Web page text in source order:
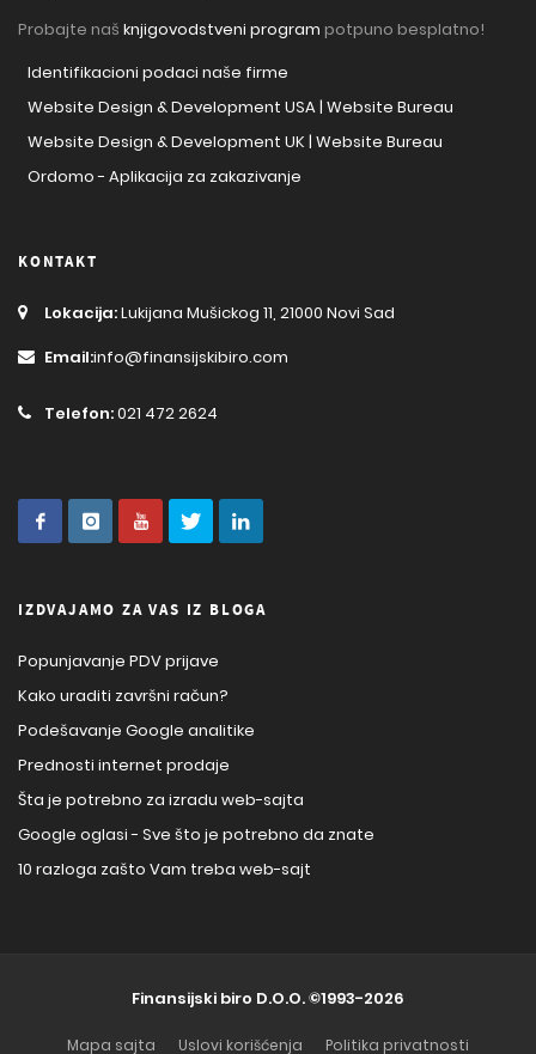
Probajte naš knjigovodstveni program potpuno besplatno!
Identifikacioni podaci naše firme
Website Design & Development USA | Website Bureau
Website Design & Development UK | Website Bureau
Ordomo - Aplikacija za zakazivanje
KONTAKT
Lokacija:Lukijana Mušickog 11, 21000 Novi Sad
Email:info@finansijskibiro.com
Telefon:021 472 2624
IZDVAJAMO ZA VAS IZ BLOGA
Popunjavanje PDV prijave
Kako uraditi završni račun?
Podešavanje Google analitike
Prednosti internet prodaje
Šta je potrebno za izradu web-sajta
Google oglasi - Sve što je potrebno da znate
10 razloga zašto Vam treba web-sajt
Finansijski biro D.O.O.©1993-2026
Mapa sajta Uslovi korišćenja Politika privatnosti